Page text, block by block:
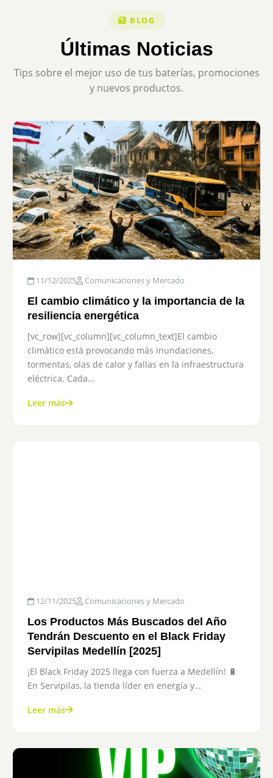
BLOG
Últimas Noticias
Tips sobre el mejor uso de tus baterías, promociones
y nuevos productos.
11/12/2025 Comunicaciones y Mercado
El cambio climático y la importancia de la
resiliencia energética
[vc_row][vc_column][vc_column_text]El cambio
climático está provocando más inundaciones,
tormentas, olas de calor y fallas en la infraestructura
eléctrica. Cada…
Leer más
12/11/2025 Comunicaciones y Mercado
Los Productos Más Buscados del Año
Tendrán Descuento en el Black Friday
Servipilas Medellín [2025]
¡El Black Friday 2025 llega con fuerza a Medellín! 🔋
En Servipilas, la tienda líder en energía y…
Leer más